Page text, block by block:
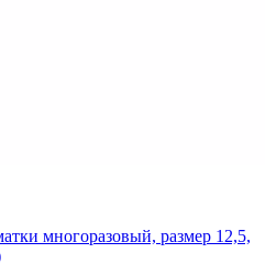
многоразовый, размер 12,5,